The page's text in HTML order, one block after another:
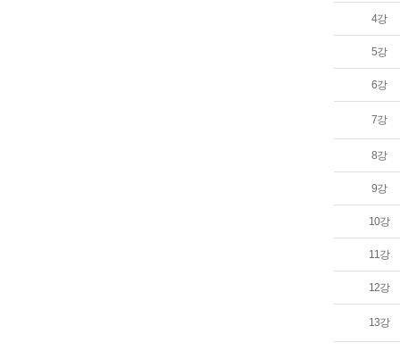
4강
5강
6강
7강
8강
9강
10강
11강
12강
13강